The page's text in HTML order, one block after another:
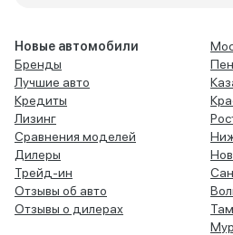
Новые автомобили
Бренды
Лучшие авто
Кредиты
Лизинг
Сравнения моделей
Дилеры
Трейд-ин
Отзывы об авто
Отзывы о дилерах